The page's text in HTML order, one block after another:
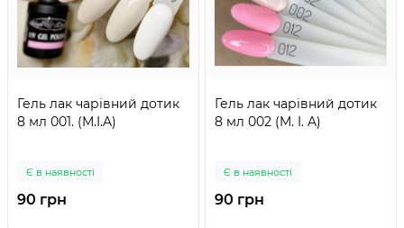
Гель лак чарівний дотик
8 мл 001. (M.I.A)
Є в наявності
90 грн
Гель лак чарівний дотик
8 мл 002 (M. I. A)
Є в наявності
90 грн